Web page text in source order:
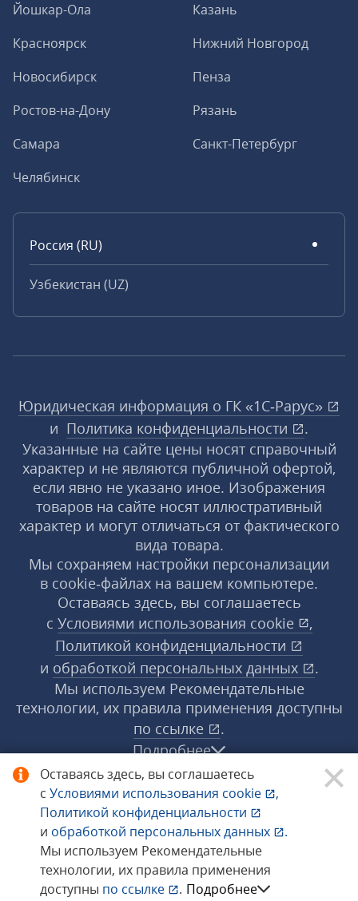
Оставаясь здесь, вы соглашаетесь
с Условиями использования cookie
,
Политикой конфиденциальности
и обработкой персональных данных
.
Мы используем Рекомендательные
технологии, их правила применения
доступны по ссылке . Подробнее
Йошкар-Ола
Казань
Красноярск
Нижний Новгород
Новосибирск
Пенза
Ростов-на-Дону
Рязань
Самара
Санкт-Петербург
Челябинск
Россия (RU)
Узбекистан (UZ)
Юридическая информация о ГК «1С‑Рарус»
и Политика конфиденциальности
.
Указанные на сайте цены носят справочный
характер и не являются публичной офертой,
если явно не указано иное. Изображения
товаров на сайте носят иллюстративный
характер и могут отличаться от фактического
вида товара.
Мы сохраняем настройки персонализации
в cookie‑файлах на вашем компьютере.
Оставаясь здесь, вы соглашаетесь
с Условиями использования cookie
,
Политикой конфиденциальности
и обработкой персональных данных
.
Мы используем Рекомендательные
технологии, их правила применения доступны
по ссылке
.
Подробнее
© 1998−2026 «1С‑Рарус» ®. Все права
защищены.
Сообщить об ошибке